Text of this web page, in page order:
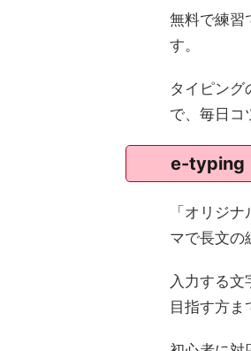
無料で練習
す。
タイピング
で、毎日コ
e-typing
「オリジ
マで長文の
入力する
目指す方ま